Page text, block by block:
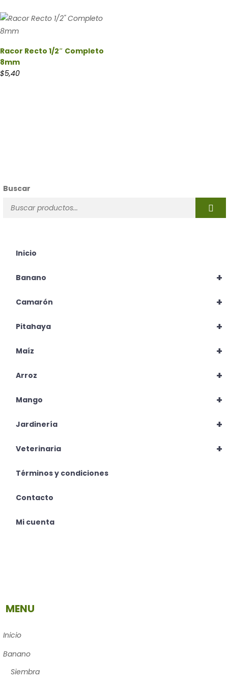
Racor Recto 1/2″ Completo
8mm
$5,40
Buscar
Inicio
+
Banano
+
Camarón
+
Pitahaya
+
Maíz
+
Arroz
+
Mango
+
Jardinería
+
Veterinaria
Términos y condiciones
Contacto
Mi cuenta
MENU
Inicio
Banano
Siembra